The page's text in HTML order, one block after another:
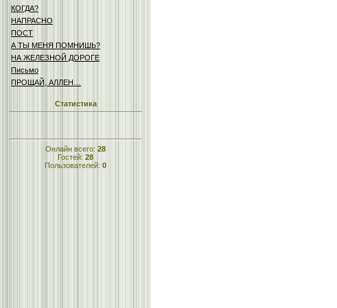
КОГДА?
НАПРАСНО
ПОСТ
А ТЫ МЕНЯ ПОМНИШЬ?
НА ЖЕЛЕЗНОЙ ДОРОГЕ
Письмо
ПРОЩАЙ, АЛЛЕН…
Статистика
Онлайн всего: 28
Гостей: 28
Пользователей: 0